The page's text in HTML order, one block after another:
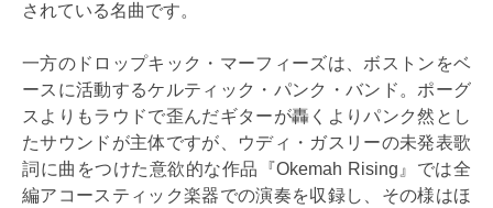
されている名曲です。
一方のドロップキック・マーフィーズは、ボストンをベ
ースに活動するケルティック・パンク・バンド。ポーグ
スよりもラウドで歪んだギターが轟くよりパンク然とし
たサウンドが主体ですが、ウディ・ガスリーの未発表歌
詞に曲をつけた意欲的な作品『Okemah Rising』では全
編アコースティック楽器での演奏を収録し、その様はほ